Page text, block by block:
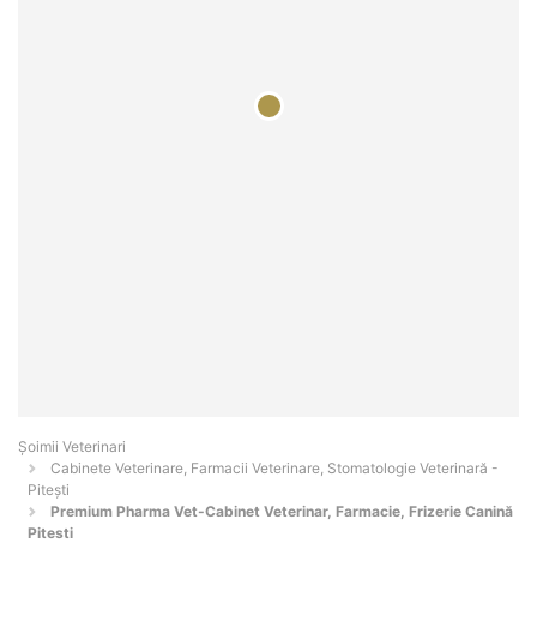
Șoimii Veterinari
Cabinete Veterinare, Farmacii Veterinare, Stomatologie Veterinară -
Piteşti
Premium Pharma Vet-Cabinet Veterinar, Farmacie, Frizerie Canină
Pitesti